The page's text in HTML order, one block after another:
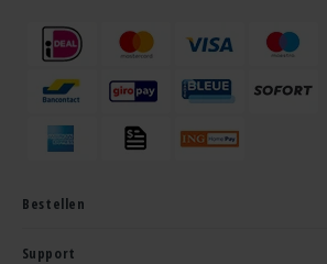
Bestellen
Support